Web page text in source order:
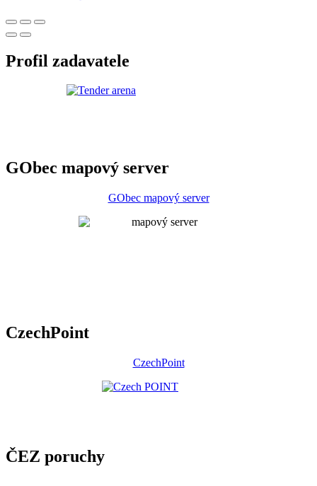
Profil zadavatele
GObec mapový server
GObec mapový server
CzechPoint
CzechPoint
ČEZ poruchy